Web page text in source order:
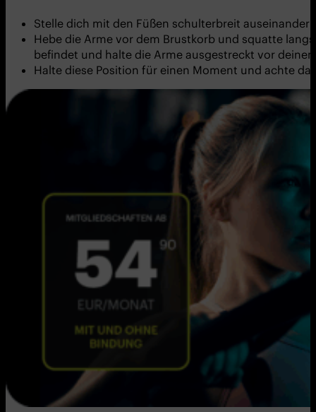
Stelle dich mit den Füßen schulterbreit
Hebe die Arme vor dem Brustkorb und squatte
befindet und halte die Arme ausgestreckt vor
Halte diese Position für einen Moment und achte